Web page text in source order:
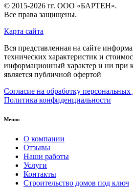
© 2015-2026 гг. ООО «БАРТЕН».
Все права защищены.
Карта сайта
Вся представленная на сайте
технических характеристик и
информационный характер и ни при
является публичной офертой
Согласие на обработку
Политика конфиденциальности
Меню:
О компании
Отзывы
Наши работы
Услуги
Контакты
Строительство домов под ключ